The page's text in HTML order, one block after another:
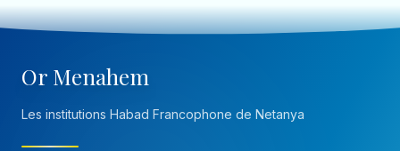
Or Menahem
Les institutions Habad Francophone de Netanya